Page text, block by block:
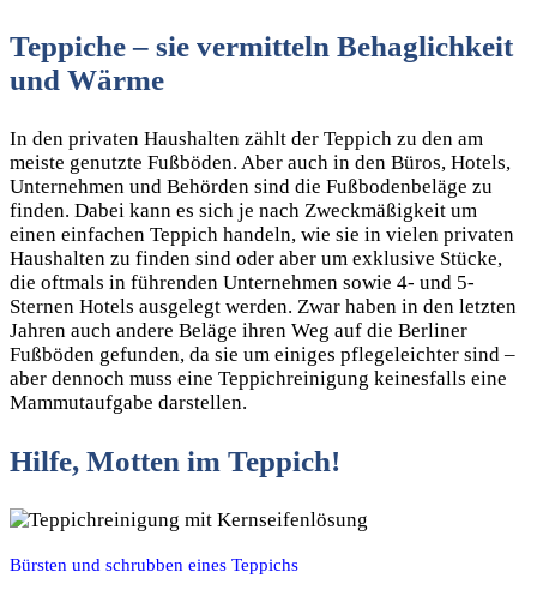
Teppiche – sie vermitteln Behaglichkeit
und Wärme
In den privaten Haushalten zählt der Teppich zu den am
meiste genutzte Fußböden. Aber auch in den Büros, Hotels,
Unternehmen und Behörden sind die Fußbodenbeläge zu
finden. Dabei kann es sich je nach Zweckmäßigkeit um
einen einfachen Teppich handeln, wie sie in vielen privaten
Haushalten zu finden sind oder aber um exklusive Stücke,
die oftmals in führenden Unternehmen sowie 4- und 5-
Sternen Hotels ausgelegt werden. Zwar haben in den letzten
Jahren auch andere Beläge ihren Weg auf die Berliner
Fußböden gefunden, da sie um einiges pflegeleichter sind –
aber dennoch muss eine Teppichreinigung keinesfalls eine
Mammutaufgabe darstellen.
Hilfe, Motten im Teppich!
Bürsten und schrubben eines Teppichs